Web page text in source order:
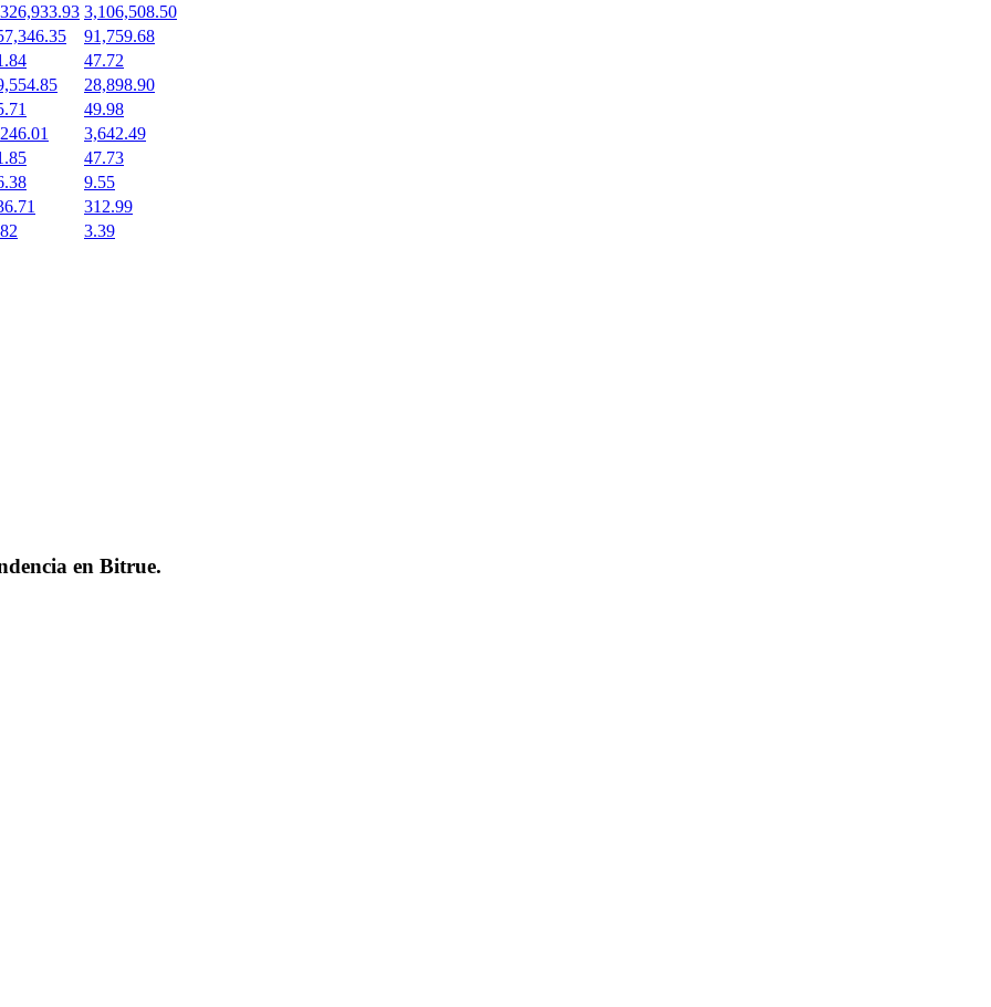
3,106,508.50
91,759.68
47.72
28,898.90
49.98
3,642.49
47.73
9.55
312.99
3.39
en Bitrue.